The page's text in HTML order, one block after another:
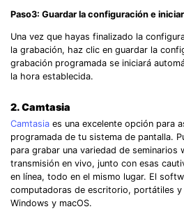
Paso3: Guardar la configuración e
Una vez que hayas finalizado la
la grabación, haz clic en guardar la
grabación programada se iniciará
la hora establecida.
2. Camtasia
Camtasia es una excelente opción para
programada de tu sistema de pantalla.
para grabar una variedad de seminarios
transmisión en vivo, junto con esas
en línea, todo en el mismo lugar. El
computadoras de escritorio, portátiles
Windows y macOS.